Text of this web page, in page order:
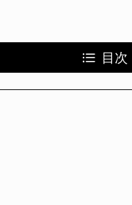
目次